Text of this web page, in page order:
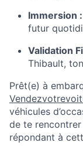
Immersion :
futur
Validation
Thibault,
Prêt(e) à
véhicules
de te
répondant à